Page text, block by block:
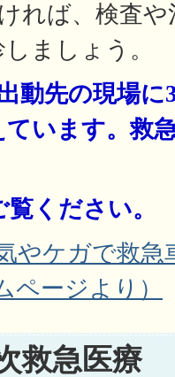
れば、検査
ましょう。
動先の現場
います。救
ください。
やケガで救
ページより）
救急医療